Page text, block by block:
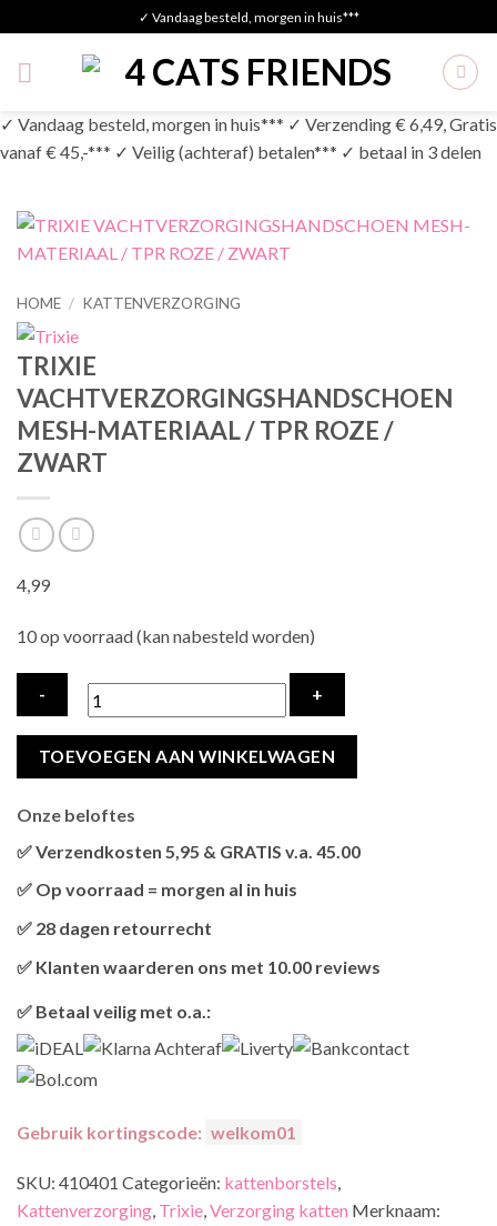
to
content
✓ Vandaag besteld, morgen in huis***
✓ Vandaag besteld, morgen in huis*** ✓ Verzending € 6,49, Gratis
vanaf € 45,-*** ✓ Veilig (achteraf) betalen*** ✓ betaal in 3 delen
HOME / KATTENVERZORGING
TRIXIE
VACHTVERZORGINGSHANDSCHOEN
MESH-MATERIAAL / TPR ROZE /
ZWART
4,99
10 op voorraad (kan nabesteld worden)
TRIXIE
MATERIAAL
/
ROZE
/
hoeveelheid
TOEVOEGEN AAN WINKELWAGEN
Onze beloftes
✅ Verzendkosten 5,95 & GRATIS v.a. 45.00
bestellingen v.a. 45,00 worden gratis verzonden.
✅ Op voorraad = morgen al in huis
hetvandaag nog verzonden
✅ 28 dagen retourrecht
retourneren.
✅ Klanten waarderen ons met 10.00 reviews
✅ Betaal veilig met o.a.:
Gebruik kortingscode: welkom01
SKU: 410401 Categorieën: kattenborstels,
Kattenverzorging, Trixie,Verzorging katten Merknaam: